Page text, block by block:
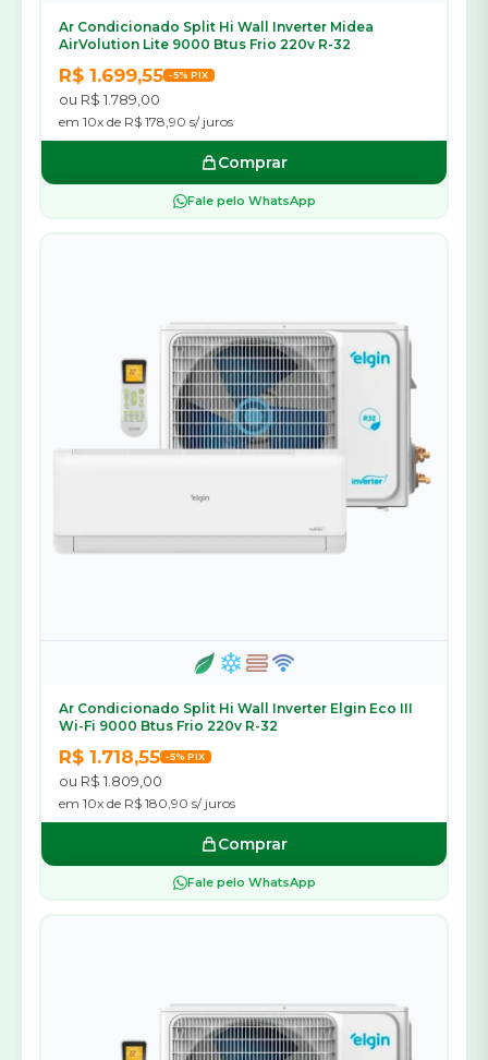
Ar Condicionado Split Hi Wall Inverter Midea
AirVolution Lite 9000 Btus Frio 220v R-32
R$ 1.699,55 -5% PIX
ou R$ 1.789,00
em 10x de R$ 178,90 s/ juros
Comprar
Fale pelo WhatsApp
Ar Condicionado Split Hi Wall Inverter Elgin Eco III
Wi-Fi 9000 Btus Frio 220v R-32
R$ 1.718,55 -5% PIX
ou R$ 1.809,00
em 10x de R$ 180,90 s/ juros
Comprar
Fale pelo WhatsApp